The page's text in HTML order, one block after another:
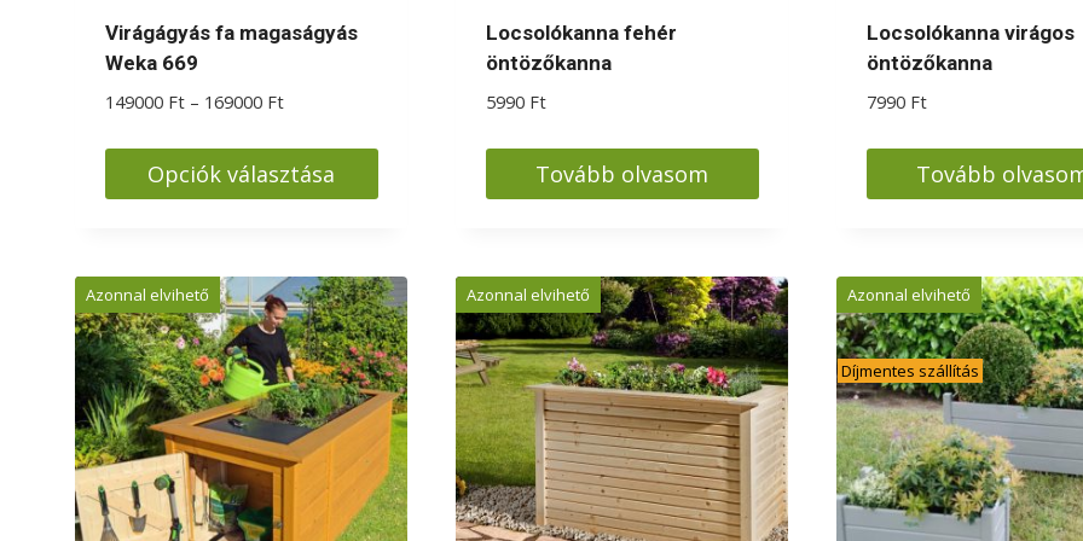
Virágágyás fa magaságyás
Weka 669
149000 Ft – 169000 FtÁrtartomány:
-
169000 Ft
Opciók választása
terméknek
több
variációja
van.
A
változatok
a
termékoldalon
Locsolókanna fehér
öntözőkanna
5990 Ft
Tovább olvasom
Locsolókanna virágos
öntözőkanna
7990 Ft
Tovább
Azonnal elvihető Azonnal elvihető Azonnal elvihető
Díjmentes szállítás